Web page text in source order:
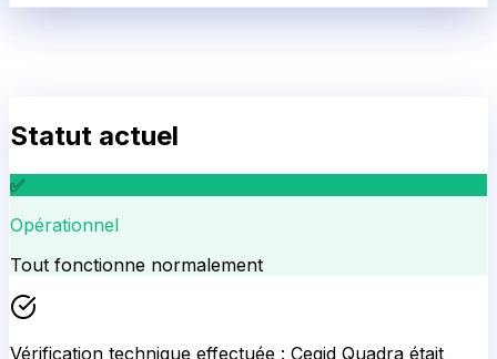
Statut actuel
✅
Opérationnel
Tout fonctionne normalement
Vérification technique effectuée : Cegid Quadra était